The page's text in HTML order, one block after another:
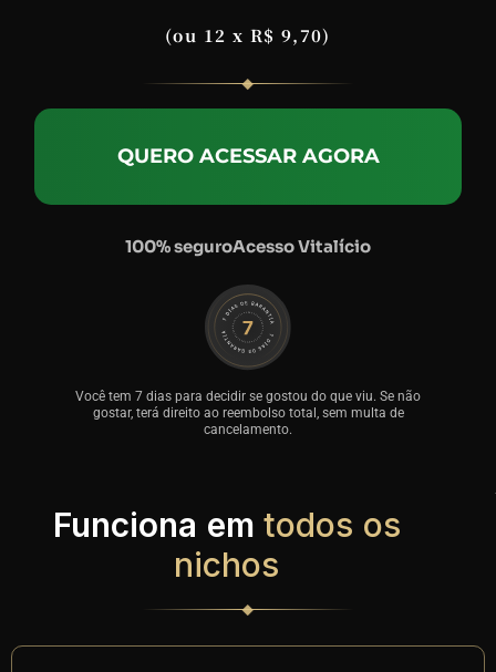
(ou 12 x R$ 9,70)
QUERO ACESSAR AGORA
100% seguroAcesso Vitalício
Você tem 7 dias para decidir se gostou do que viu. Se não
gostar, terá direito ao reembolso total, sem multa de
cancelamento.
Funciona em todos os
nichos